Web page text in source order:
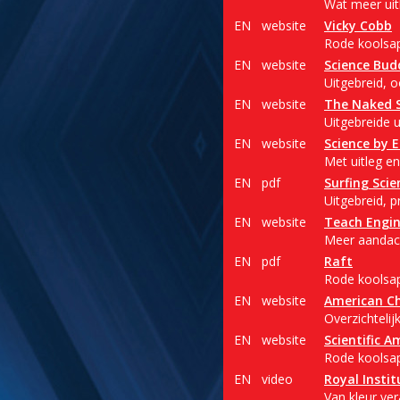
Wat meer
EN
website
Vicky Cobb
Rode
EN
website
Science
Uitgebreid,
EN
website
The Naked
Uitgebreide
EN
website
Science by
Met uitleg
EN
pdf
Surfing
Uitgebreid,
EN
website
Teach
Meer
EN
pdf
Raft
Rode
EN
website
American
EN
website
Scientific
Rode
EN
video
Royal